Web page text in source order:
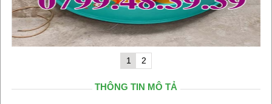
1 2
THÔNG TIN MÔ TẢ